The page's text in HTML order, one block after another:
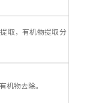
取，有机物提取分
机物去除。